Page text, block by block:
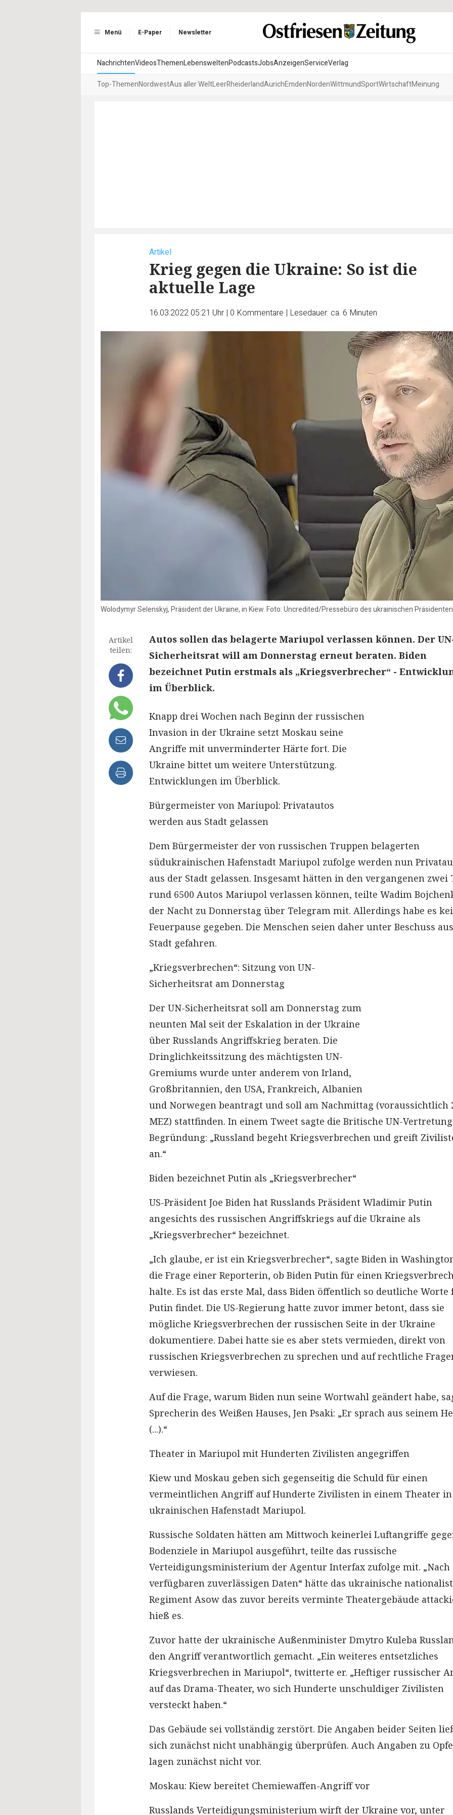
Menü E-Paper Newsletter
NachrichtenVideosThemenLebensweltenPodcastsJobsAnzeigenServiceVerlag
Top-ThemenNordwestAus aller WeltLeerRheiderlandAurichEmdenNordenWittmundSportWirtschaftMeinung
Artikel
Krieg gegen die Ukraine: So ist die
aktuelle Lage
16.03.2022 05:21 Uhr | 0 Kommentare | Lesedauer: ca. 6 Minuten
Wolodymyr Selenskyj, Präsident der Ukraine, in Kiew. Foto: Uncredited/Pressebüro des ukrainischen
Artikel
teilen:
Autos sollen das belagerte Mariupol verlassen können. Der
Sicherheitsrat will am Donnerstag erneut beraten. Biden
bezeichnet Putin erstmals als „Kriegsverbrecher“ -
im Überblick.
Knapp drei Wochen nach Beginn der russischen
Invasion in der Ukraine setzt Moskau seine
Angriffe mit unverminderter Härte fort. Die
Ukraine bittet um weitere Unterstützung.
Entwicklungen im Überblick.
Bürgermeister von Mariupol: Privatautos
werden aus Stadt gelassen
Dem Bürgermeister der von russischen Truppen belagerten
südukrainischen Hafenstadt Mariupol zufolge werden nun
aus der Stadt gelassen. Insgesamt hätten in den vergangenen zwei
rund 6500 Autos Mariupol verlassen können, teilte Wadim
der Nacht zu Donnerstag über Telegram mit. Allerdings habe es
Feuerpause gegeben. Die Menschen seien daher unter Beschuss
Stadt gefahren.
„Kriegsverbrechen“: Sitzung von UN-
Sicherheitsrat am Donnerstag
Der UN-Sicherheitsrat soll am Donnerstag zum
neunten Mal seit der Eskalation in der Ukraine
über Russlands Angriffskrieg beraten. Die
Dringlichkeitssitzung des mächtigsten UN-
Gremiums wurde unter anderem von Irland,
Großbritannien, den USA, Frankreich, Albanien
und Norwegen beantragt und soll am Nachmittag (voraussichtlich
MEZ) stattfinden. In einem Tweet sagte die Britische UN-
Begründung: „Russland begeht Kriegsverbrechen und greift
an.“
Biden bezeichnet Putin als „Kriegsverbrecher“
US-Präsident Joe Biden hat Russlands Präsident Wladimir Putin
angesichts des russischen Angriffskriegs auf die Ukraine als
„Kriegsverbrecher“ bezeichnet.
„Ich glaube, er ist ein Kriegsverbrecher“, sagte Biden in
die Frage einer Reporterin, ob Biden Putin für einen
halte. Es ist das erste Mal, dass Biden öffentlich so deutliche Worte
Putin findet. Die US-Regierung hatte zuvor immer betont, dass sie
mögliche Kriegsverbrechen der russischen Seite in der Ukraine
dokumentiere. Dabei hatte sie es aber stets vermieden, direkt von
russischen Kriegsverbrechen zu sprechen und auf rechtliche
verwiesen.
Auf die Frage, warum Biden nun seine Wortwahl geändert habe,
Sprecherin des Weißen Hauses, Jen Psaki: „Er sprach aus seinem
(...).“
Theater in Mariupol mit Hunderten Zivilisten angegriffen
Kiew und Moskau geben sich gegenseitig die Schuld für einen
vermeintlichen Angriff auf Hunderte Zivilisten in einem Theater
ukrainischen Hafenstadt Mariupol.
Russische Soldaten hätten am Mittwoch keinerlei Luftangriffe
Bodenziele in Mariupol ausgeführt, teilte das russische
Verteidigungsministerium der Agentur Interfax zufolge mit. „Nach
verfügbaren zuverlässigen Daten“ hätte das ukrainische
Regiment Asow das zuvor bereits verminte Theatergebäude
hieß es.
Zuvor hatte der ukrainische Außenminister Dmytro Kuleba
den Angriff verantwortlich gemacht. „Ein weiteres entsetzliches
Kriegsverbrechen in Mariupol“, twitterte er. „Heftiger russischer
auf das Drama-Theater, wo sich Hunderte unschuldiger Zivilisten
versteckt haben.“
Das Gebäude sei vollständig zerstört. Die Angaben beider Seiten
sich zunächst nicht unabhängig überprüfen. Auch Angaben zu
lagen zunächst nicht vor.
Moskau: Kiew bereitet Chemiewaffen-Angriff vor
Russlands Verteidigungsministerium wirft der Ukraine vor, unter